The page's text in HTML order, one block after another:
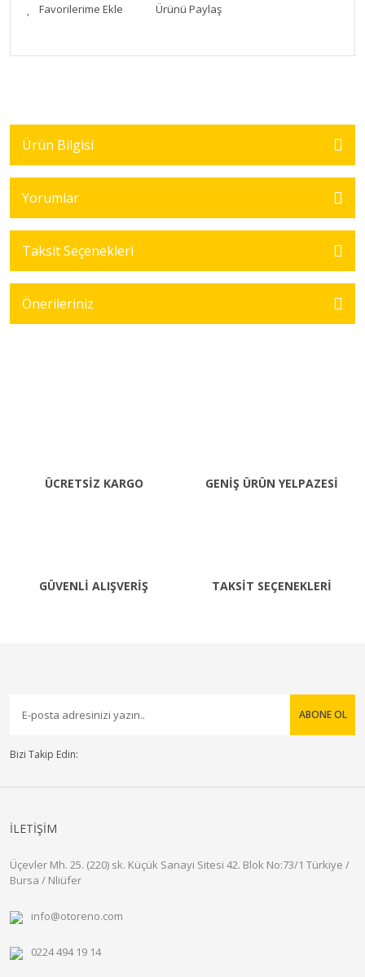
Ürünü Paylaş
Ürün Bilgisi
Yorumlar
Taksit Seçenekleri
Önerileriniz
ÜCRETSİZ KARGO GENİŞ ÜRÜN YELPAZESİ
GÜVENLİ ALIŞVERİŞ TAKSİT SEÇENEKLERİ
ABONE OL
Bizi Takip Edin:
İLETİŞİM
Üçevler Mh. 25. (220) sk. Küçük Sanayi Sitesi 42. Blok No:73/1 Türkiye /
Bursa / Nliüfer
info@otoreno.com
0224 494 19 14